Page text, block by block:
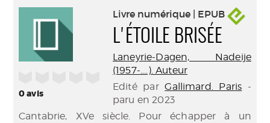
0avis
Livre numérique | EPUB
L'ÉTOILE BRISÉE
Laneyrie-Dagen, Nadeije
(1957-....). Auteur
Edité parGallimard. Paris -
paru en 2023
Cantabrie, XVe siècle. Pour échapper à un